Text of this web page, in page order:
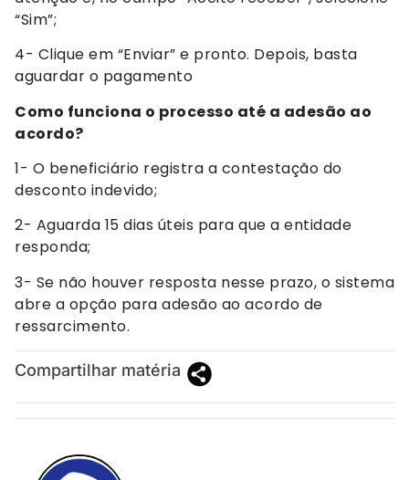
“Sim”;
4- Clique em “Enviar” e pronto. Depois, basta
aguardar o pagamento
Como funciona o processo até a adesão ao
acordo?
1- O beneficiário registra a contestação do
desconto indevido;
2- Aguarda 15 dias úteis para que a entidade
responda;
3- Se não houver resposta nesse prazo, o sistema
abre a opção para adesão ao acordo de
ressarcimento.
Compartilhar matéria